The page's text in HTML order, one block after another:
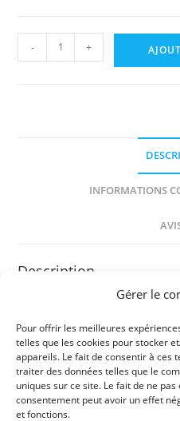
Gérer le
Pour offrir les meilleures
telles que les cookies pour stocker
appareils. Le fait de consentir à ces
traiter des données telles que le
uniques sur ce site. Le fait de ne
consentement peut avoir un effet
et fonctions.
quantité
de
- +
INFORMATIONS
Description
châteaux détruits, entre les
des remparts que nous ne
fleurettes, les unes
fraîches épanouies. Puissiez-
plaisir à regarder ces fleurs